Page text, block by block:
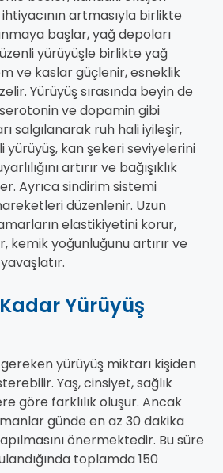
artmasıyla birlikte
başlar, yağ depoları
yürüyüşle birlikte yağ
ve kaslar güçlenir, esneklik
Yürüyüş sırasında beyin de
ve dopamin gibi
salgılanarak ruh hali iyileşir,
yürüyüş, kan şekeri seviyelerini
artırır ve bağışıklık
Ayrıca sindirim sistemi
düzenlenir. Uzun
elastikiyetini korur,
kemik yoğunluğunu artırır ve
Yürüyüş
yürüyüş miktarı kişiden
Yaş, cinsiyet, sağlık
göre farklılık oluşur. Ancak
günde en az 30 dakika
önermektedir. Bu süre
toplamda 150